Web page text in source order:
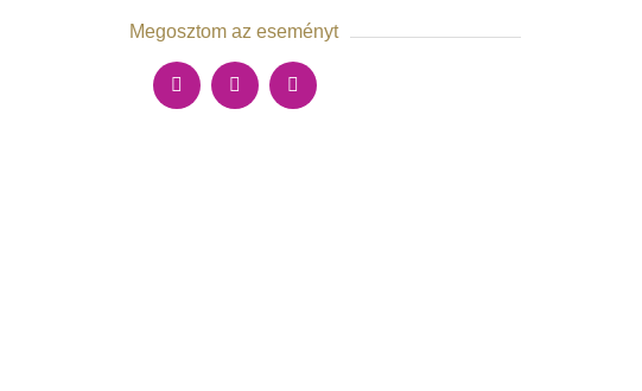
Megosztom az eseményt